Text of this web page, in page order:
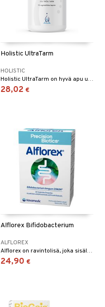
Holistic UltraTarm
HOLISTIC
Holistic UltraTarm on hyvä apu ummetukseen ja laiskaan suoleen. Mieto ja tehokas.
28,02 €
Alflorex Bifidobacterium
ALFLOREX
Alflorex on ravintolisä, joka sisältää maitohappobakteeria Bifidobacterium longum 35624.
24,90 €